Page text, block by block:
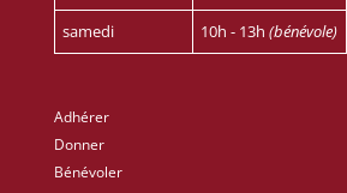
samedi
10h - 13h(bénévole)
Adhérer
Donner
Bénévoler